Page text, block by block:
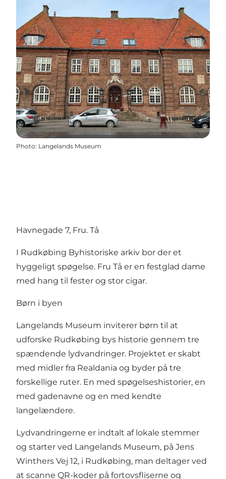
Photo: Langelands Museum
Havnegade 7, Fru. Tå
I Rudkøbing Byhistoriske arkiv bor der et
hyggeligt spøgelse. Fru Tå er en festglad dame
med hang til fester og stor cigar.
Børn i byen
Langelands Museum inviterer børn til at
udforske Rudkøbing bys historie gennem tre
spændende lydvandringer. Projektet er skabt
med midler fra Realdania og byder på tre
forskellige ruter. En med spøgelseshistorier, en
med gadenavne og en med kendte
langelændere.
Lydvandringerne er indtalt af lokale stemmer
og starter ved Langelands Museum, på Jens
Winthers Vej 12, i Rudkøbing, man deltager ved
at scanne QR-koder på fortovsfliserne og